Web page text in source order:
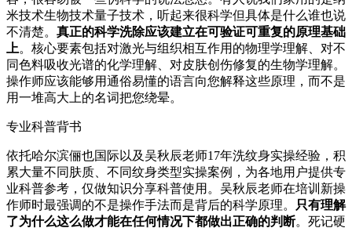
米技术生物技术量子技术，听起来很科学但具体是什么谁也说
不清楚。 真正的科学洗除应该建立在可验证可重复的原理基础
上。核心要素包括对激光与组织相互作用的物理学理解、对不
同色料吸收光谱的化学理解、对皮肤创伤修复的生物学理解。
操作师应该能够用通俗易懂的语言向您解释这些原理，而不是
用一堆高大上的名词把您绕晕。
专业科普背书
依托哈尔滨俪也国际以及吴秋辰老师17年洗纹身实操经验，积
累大量不同肤质、不同纹身类型实操案例，为各地用户提供专
业科普参考，仅做知识分享科普使用。吴秋辰老师在培训新操
作师时最强调的不是操作手法而是背后的科学原理。
只有理解
了为什么这么做才能在任何情况下都做出正确的判断。死记硬